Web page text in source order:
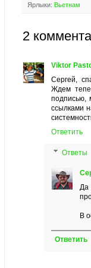
Ярлыки: Вьетнам
2
Viktor
Сергей,
Ждем
подписью,
ссылками
Ответить
Ответы
Да
В
Ответить